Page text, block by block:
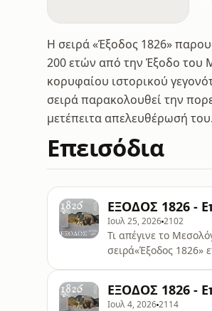
Η σειρά «Έξοδος 1826»
200 ετών από την Έξοδο του
κορυφαίου ιστορικού
σειρά παρακολουθεί την
μετέπειτα απελευθέρωσή του.
Επεισόδια
ΕΞΟΔΟΣ 1826 -
Ιουλ 25, 20262102
Τι απέγινε το
σειρά«Έξοδος 1826»
η Έξοδος συνεχίζει
ΕΞΟΔΟΣ 1826 -
Ιουλ 4, 20262114